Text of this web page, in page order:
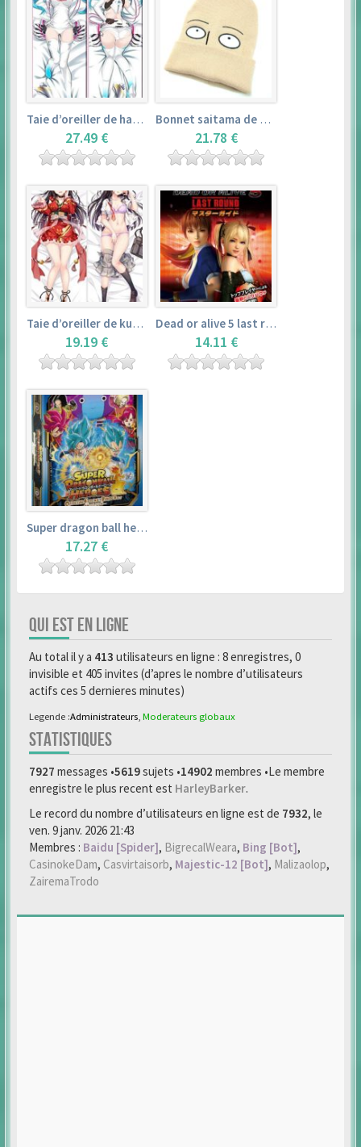
Taie d’oreiller de hatsune miku (150cm×50cm) – vocaloid
27.49 €
Bonnet saitama de one punch man
21.78 €
Taie d’oreiller de kurosawa dia (160x50cm) – love live! sunshine!!
19.19 €
Dead or alive 5 last round master guide
14.11 €
Super dragon ball heroes : official 4 pocket binder set
17.27 €
QUI EST EN LIGNE
Au total il y a 413 utilisateurs en ligne : 8 enregistres, 0
invisible et 405 invites (d’apres le nombre d’utilisateurs
actifs ces 5 dernieres minutes)
Legende :Administrateurs Moderateurs globaux
STATISTIQUES
7927 messages •5619sujets •14902 membres •Le membre
enregistre le plus recent est HarleyBarker.
Le record du nombre d’utilisateurs en ligne est de 7932, le
ven. 9 janv. 2026 21:43
Membres : Baidu [Spider], BigrecalWeara, Bing [Bot],
CasinokeDam, Casvirtaisorb, Majestic-12 [Bot], Malizaolop,
ZairemaTrodo